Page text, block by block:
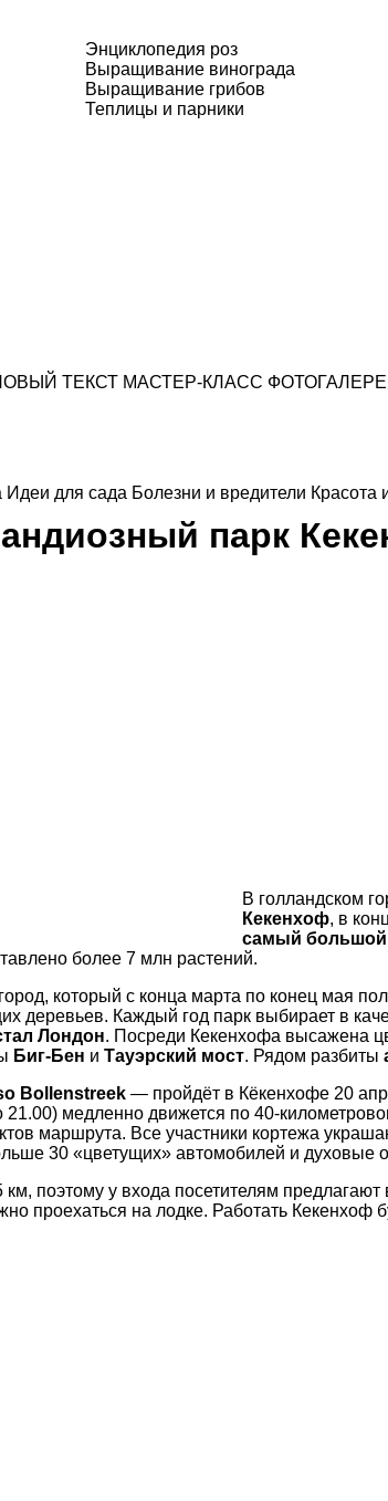
Энциклопедия роз
Выращивание винограда
Выращивание грибов
Теплицы и парники
ТЕКСТ МАСТЕР-КЛАСС
Идеи для сада Болезни и вредители Красота
парк
В голландском
Кекенхоф, в
самый большой
более 7 млн растений.
который с конца марта по конец мая
деревьев. Каждый год парк выбирает в
Лондон. Посреди Кекенхофа высажена
Биг-Бен и Тауэрский мост. Рядом разбиты
Bollenstreek — пройдёт в Кёкенхофе 20
медленно движется по 40-
маршрута. Все участники кортежа
30 «цветущих» автомобилей и духовые
поэтому у входа посетителям предлагают
проехаться на лодке. Работать Кекенхоф